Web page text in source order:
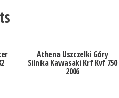
Athena Uszczelki Góry
Silnika Kawasaki Krf Kvf 750
2006